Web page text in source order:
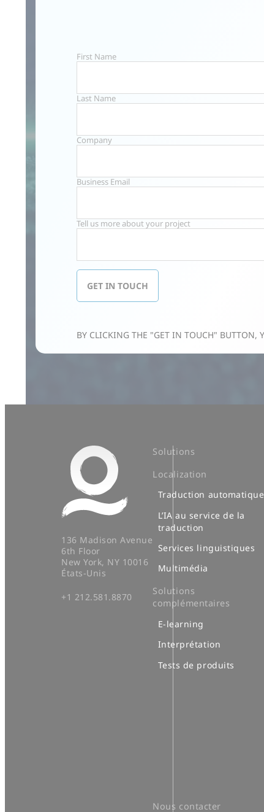
136 Madison Avenue
6th Floor
New York, NY 10016
États-Unis
+1 212.581.8870
Solutions
Localization
Traduction automatique
L’IA au service de la
traduction
Services linguistiques
Multimédia
Solutions
complémentaires
E-learning
Interprétation
Tests de produits
Nous contacter